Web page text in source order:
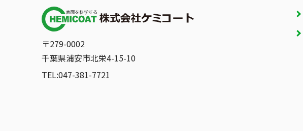
〒279-0002
千葉県浦安市北栄4-15-10
TEL:047-381-7721